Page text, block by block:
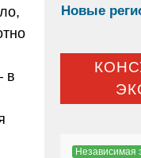
в
Новые
Независимая